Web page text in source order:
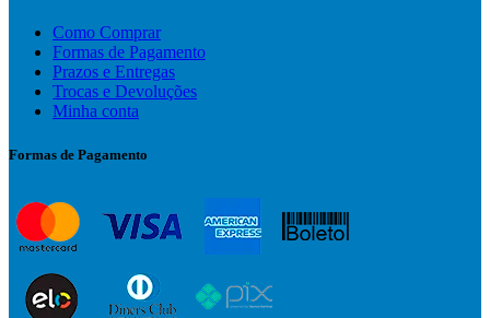
Como Comprar
Formas de Pagamento
Prazos e Entregas
Trocas e Devoluções
Minha conta
Formas de Pagamento